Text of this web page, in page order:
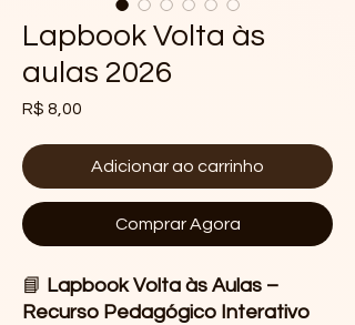
Lapbook Volta às
aulas 2026
R$ 8,00
Adicionar ao carrinho
Comprar Agora
📘 Lapbook Volta às Aulas –
Recurso Pedagógico Interativo